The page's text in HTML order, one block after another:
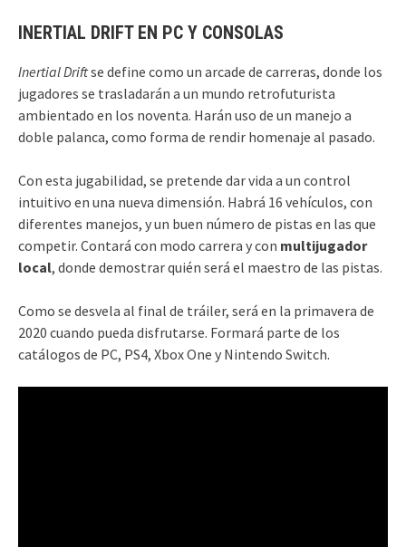
INERTIAL DRIFT EN PC Y CONSOLAS
Inertial Driftse define como un arcade de carreras, donde los
jugadores se trasladarán a un mundo retrofuturista
ambientado en los noventa. Harán uso de un manejo a
doble palanca, como forma de rendir homenaje al pasado.
Con esta jugabilidad, se pretende dar vida a un control
intuitivo en una nueva dimensión. Habrá 16 vehículos, con
diferentes manejos, y un buen número de pistas en las que
competir. Contará con modo carrera y con multijugador
local, donde demostrar quién será el maestro de las pistas.
Como se desvela al final de tráiler, será en la primavera de
2020 cuando pueda disfrutarse. Formará parte de los
catálogos de PC, PS4, Xbox One y Nintendo Switch.